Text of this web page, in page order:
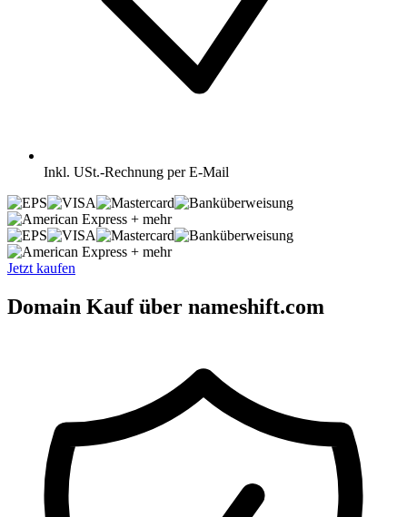
Inkl. USt.-Rechnung per E-Mail
+ mehr
+ mehr
Jetzt kaufen
Domain Kauf über nameshift.com